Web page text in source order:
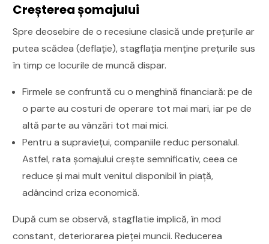
Creșterea șomajului
Spre deosebire de o recesiune clasică unde prețurile ar
putea scădea (deflație), stagflația menține prețurile sus
în timp ce locurile de muncă dispar.
Firmele se confruntă cu o menghină financiară: pe de
o parte au costuri de operare tot mai mari, iar pe de
altă parte au vânzări tot mai mici.
Pentru a supraviețui, companiile reduc personalul.
Astfel, rata șomajului crește semnificativ, ceea ce
reduce și mai mult venitul disponibil în piață,
adâncind criza economică.
După cum se observă, stagflatie implică, în mod
constant, deteriorarea pieței muncii. Reducerea